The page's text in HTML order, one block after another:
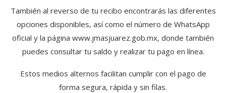
También al reverso de tu recibo encontrarás las diferentes
opciones disponibles, así como el número de WhatsApp
oficial y la página www.jmasjuarez.gob.mx, donde también
puedes consultar tu saldo y realizar tu pago en línea.
Estos medios alternos facilitan cumplir con el pago de
forma segura, rápida y sin filas.